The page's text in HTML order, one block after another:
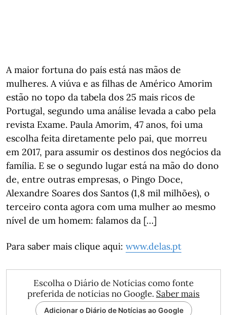
A maior fortuna do país está nas mãos de
mulheres. A viúva e as filhas de Américo Amorim
estão no topo da tabela dos 25 mais ricos de
Portugal, segundo uma análise levada a cabo pela
revista Exame. Paula Amorim, 47 anos, foi uma
escolha feita diretamente pelo pai, que morreu
em 2017, para assumir os destinos dos negócios da
família. E se o segundo lugar está na mão do dono
de, entre outras empresas, o Pingo Doce,
Alexandre Soares dos Santos (1,8 mil milhões), o
terceiro conta agora com uma mulher ao mesmo
nível de um homem: falamos da […]
Para saber mais clique aqui: www.delas.pt
Escolha o Diário de Notícias como fonte
preferida de notícias no Google. Saber mais
Adicionar o Diário de Notícias ao Google